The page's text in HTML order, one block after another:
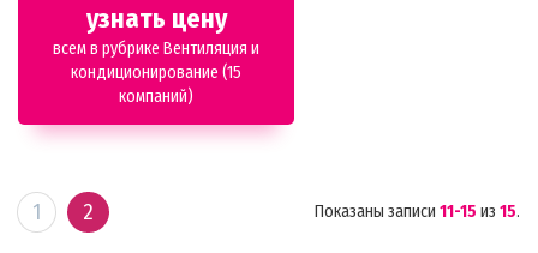
узнать цену
всем в рубрике Вентиляция и
кондиционирование (15
компаний)
1 2 Показаны записи 11-15 из 15.